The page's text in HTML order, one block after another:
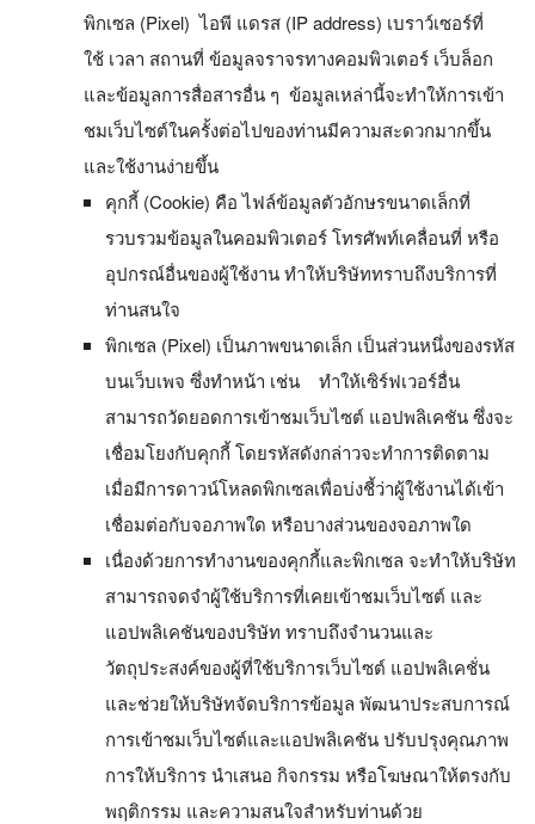
พิกเซล (Pixel) ไอพี แดรส (IP address) เบราว์เซอร์ที่
ใช้ เวลา สถานที่ ข้อมูลจราจรทางคอมพิวเตอร์ เว็บล็อก
และข้อมูลการสื่อสารอื่น ๆ ข้อมูลเหล่านี้จะทำให้การเข้า
ชมเว็บไซต์ในครั้งต่อไปของท่านมีความสะดวกมากขึ้น
และใช้งานง่ายขึ้น
คุกกี้ (Cookie) คือ ไฟล์ข้อมูลตัวอักษรขนาดเล็กที่
รวบรวมข้อมูลในคอมพิวเตอร์ โทรศัพท์เคลื่อนที่ หรือ
อุปกรณ์อื่นของผู้ใช้งาน ทําให้บริษัททราบถึงบริการที่
ท่านสนใจ
พิกเซล (Pixel) เป็นภาพขนาดเล็ก เป็นส่วนหนึ่งของรหัส
บนเว็บเพจ ซึ่งทำหน้า เช่น
ทำให้เซิร์ฟเวอร์อื่น
สามารถวัดยอดการเข้าชมเว็บไซต์ แอปพลิเคชัน ซึ่งจะ
เชื่อมโยงกับคุกกี้ โดยรหัสดังกล่าวจะทำการติดตาม
เมื่อมีการดาวน์โหลดพิกเซลเพื่อบ่งชี้ว่าผู้ใช้งานได้เข้า
เชื่อมต่อกับจอภาพใด หรือบางส่วนของจอภาพใด
เนื่องด้วยการทำงานของคุกกี้และพิกเซล จะทําให้บริษัท
สามารถจดจําผู้ใช้บริการที่เคยเข้าชมเว็บไซต์ และ
แอปพลิเคชันของบริษัท ทราบถึงจํานวนและ
วัตถุประสงค์ของผู้ที่ใช้บริการเว็บไซต์ แอปพลิเคชั่น
และช่วยให้บริษัทจัดบริการข้อมูล พัฒนาประสบการณ์
การเข้าชมเว็บไซต์และแอปพลิเคชัน ปรับปรุงคุณภาพ
การให้บริการ นำเสนอ กิจกรรม หรือโฆษณาให้ตรงกับ
พฤติกรรม และความสนใจสำหรับท่านด้วย